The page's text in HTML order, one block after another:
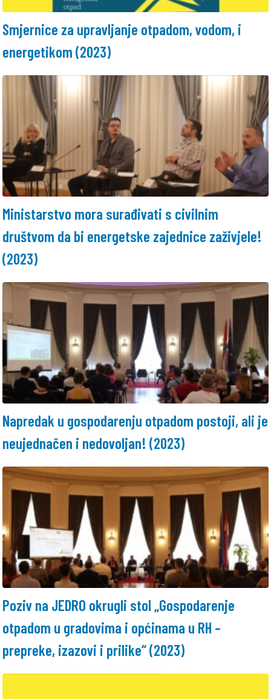
Smjernice za upravljanje otpadom, vodom, i
energetikom (2023)
Ministarstvo mora surađivati s civilnim
društvom da bi energetske zajednice zaživjele!
(2023)
Napredak u gospodarenju otpadom postoji, ali je
neujednačen i nedovoljan! (2023)
Poziv na JEDRO okrugli stol „Gospodarenje
otpadom u gradovima i općinama u RH –
prepreke, izazovi i prilike“ (2023)